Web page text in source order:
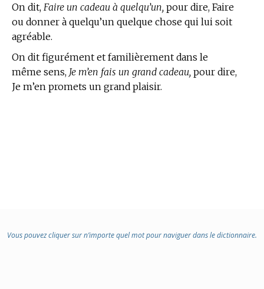
On dit, Faire un cadeau à quelqu’un, pour dire, Faire
ou donner à quelqu’un quelque chose qui lui soit
agréable.
On dit figurément et familièrement dans le
même sens, Je m’en fais un grand cadeau, pour dire,
Je m’en promets un grand plaisir.
Vous pouvez cliquer sur n’importe quel mot pour naviguer dans le dictionnaire.